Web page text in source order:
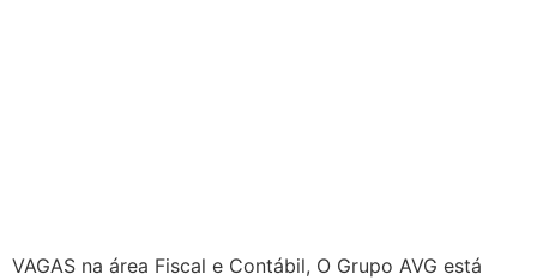
VAGAS na área Fiscal e Contábil, O Grupo AVG está